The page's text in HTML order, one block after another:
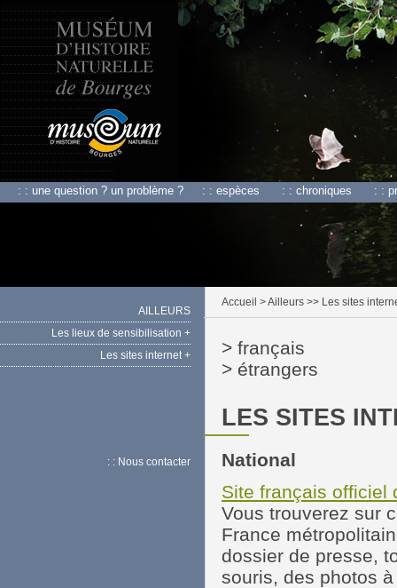
: : une question ? un problème ? : : espèces : : chroniques : :
AILLEURS
Les lieux de sensibilisation +
Les sites internet +
: : Nous contacter
Accueil > Ailleurs >> Les sites
> français
> étrangers
LES SITES
National
Site français officiel
Vous trouverez sur
France
dossier de presse,
souris, des photos